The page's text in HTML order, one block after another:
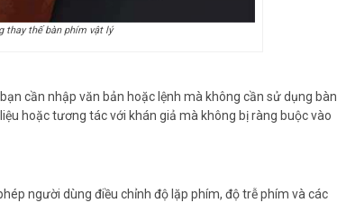
thay thế bàn phím vật lý
cần nhập văn bản hoặc lệnh mà không cần sử dụng bàn
hoặc tương tác với khán giả mà không bị ràng buộc vào
người dùng điều chỉnh độ lặp phím, độ trễ phím và các